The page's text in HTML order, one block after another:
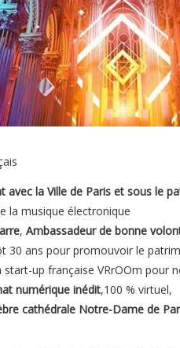
avec la Ville de Paris et sous le
la musique électronique
, Ambassadeur de bonne
30 ans pour promouvoir le
start-up française VRrOOm pour
numérique inédit,100 % virtuel,
cathédrale Notre-Dame de